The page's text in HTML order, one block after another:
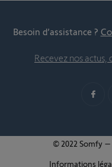
Besoin d’assistance ?
Recevez nos actus,
© 2022 Somfy –
Informations